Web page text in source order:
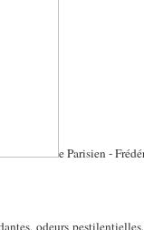
e Parisien -
odeurs